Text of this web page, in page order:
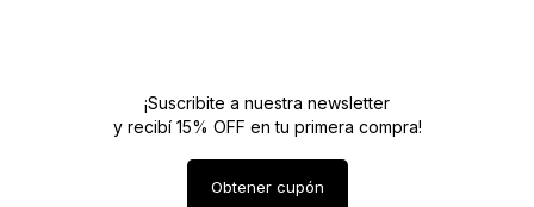
¡Suscribite a nuestra newsletter
y recibí 15% OFF en tu primera compra!
Obtener cupón